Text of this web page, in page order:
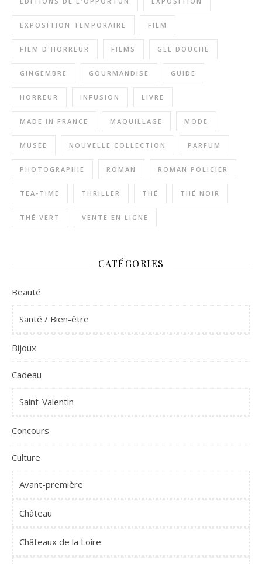
EXPOSITION TEMPORAIRE FILM
FILM D'HORREUR FILMS GEL DOUCHE
GINGEMBRE GOURMANDISE GUIDE
HORREUR INFUSION LIVRE
MADE IN FRANCE MAQUILLAGE MODE
MUSÉE NOUVELLE COLLECTION PARFUM
PHOTOGRAPHIE ROMAN ROMAN POLICIER
TEA-TIME THRILLER THÉ THÉ NOIR
THÉ VERT VENTE EN LIGNE
CATÉGORIES
Beauté
Santé / Bien-être
Bijoux
Cadeau
Saint-Valentin
Concours
Culture
Avant-première
Château
Châteaux de la Loire